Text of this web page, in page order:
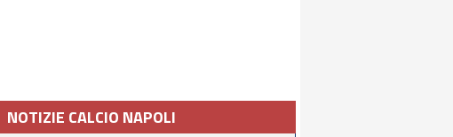
NOTIZIE CALCIO NAPOLI